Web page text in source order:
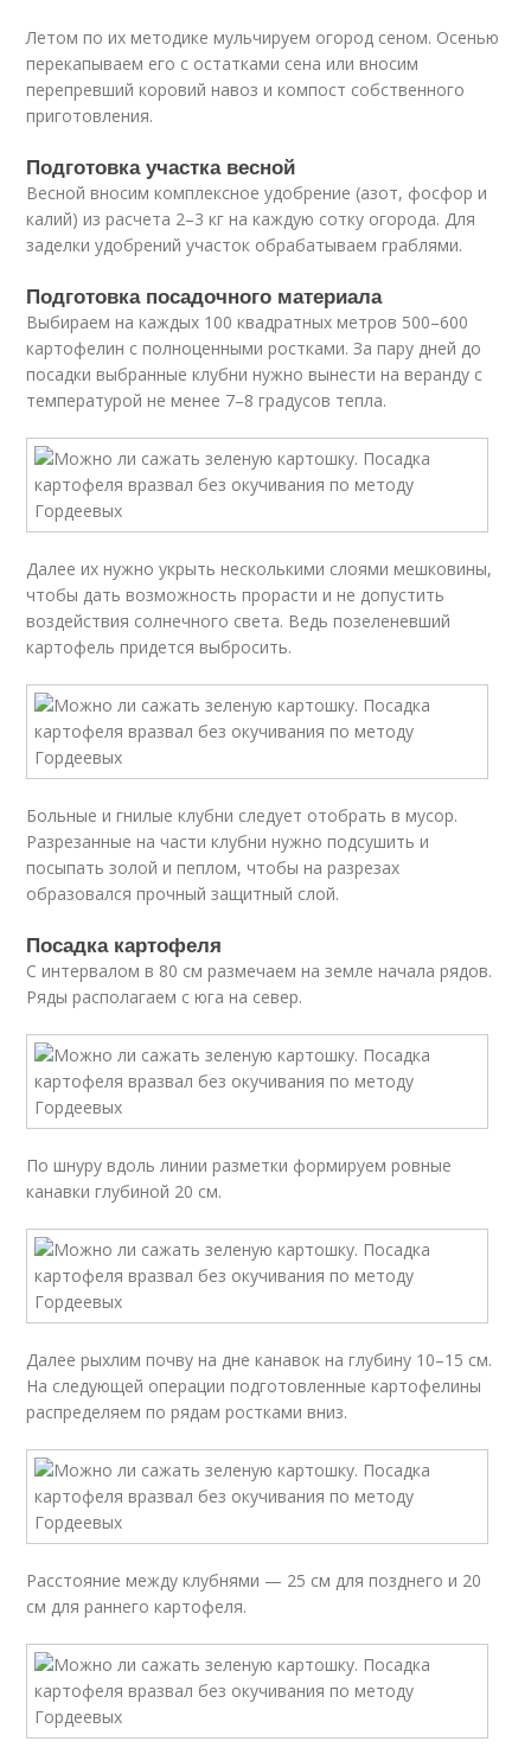
Летом по их методике мульчируем огород сеном. Осенью
перекапываем его с остатками сена или вносим
перепревший коровий навоз и компост собственного
приготовления.
Подготовка участка весной
Весной вносим комплексное удобрение (азот, фосфор и
калий) из расчета 2–3 кг на каждую сотку огорода. Для
заделки удобрений участок обрабатываем граблями.
Подготовка посадочного материала
Выбираем на каждых 100 квадратных метров 500–600
картофелин с полноценными ростками. За пару дней до
посадки выбранные клубни нужно вынести на веранду с
температурой не менее 7–8 градусов тепла.
Далее их нужно укрыть несколькими слоями мешковины,
чтобы дать возможность прорасти и не допустить
воздействия солнечного света. Ведь позеленевший
картофель придется выбросить.
Больные и гнилые клубни следует отобрать в мусор.
Разрезанные на части клубни нужно подсушить и
посыпать золой и пеплом, чтобы на разрезах
образовался прочный защитный слой.
Посадка картофеля
С интервалом в 80 см размечаем на земле начала рядов.
Ряды располагаем с юга на север.
По шнуру вдоль линии разметки формируем ровные
канавки глубиной 20 см.
Далее рыхлим почву на дне канавок на глубину 10–15 см.
На следующей операции подготовленные картофелины
распределяем по рядам ростками вниз.
Расстояние между клубнями — 25 см для позднего и 20
см для раннего картофеля.